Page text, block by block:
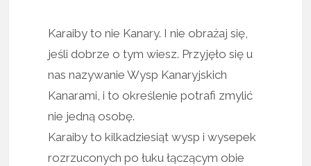
Karaiby to nie Kanary. I nie obrażaj się,
jeśli dobrze o tym wiesz. Przyjęło się u
nas nazywanie Wysp Kanaryjskich
Kanarami, i to określenie potrafi zmylić
nie jedną osobę.
Karaiby to kilkadziesiąt wysp i wysepek
rozrzuconych po łuku łączącym obie